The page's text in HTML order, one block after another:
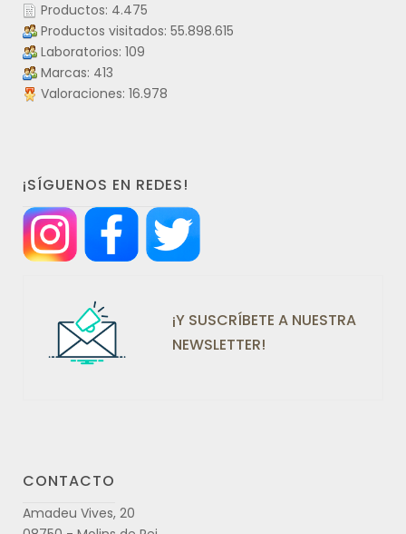
Productos: 4.475
Productos visitados: 55.898.615
Laboratorios: 109
Marcas: 413
Valoraciones: 16.978
¡SÍGUENOS EN REDES!
¡Y SUSCRÍBETE A NUESTRA
NEWSLETTER!
CONTACTO
Amadeu Vives, 20